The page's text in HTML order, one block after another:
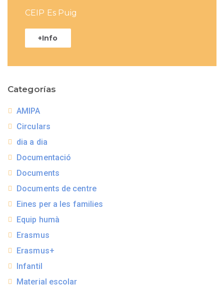
CEIP Es Puig
+Info
Categorías
AMIPA
Circulars
dia a dia
Documentació
Documents
Documents de centre
Eines per a les families
Equip humà
Erasmus
Erasmus+
Infantil
Material escolar